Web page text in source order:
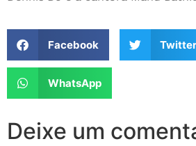
Facebook Twitter
WhatsApp
Deixe um